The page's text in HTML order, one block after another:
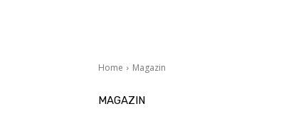
Home Magazin
MAGAZIN